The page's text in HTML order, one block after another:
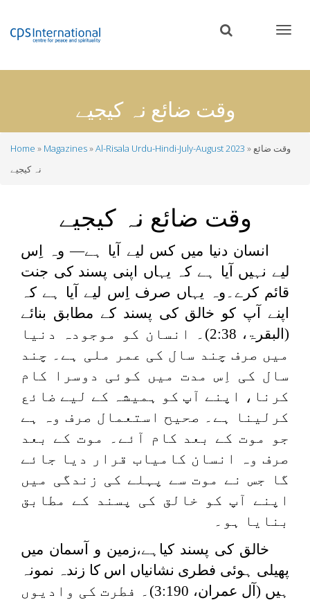
content
وقت ضائع نہ کیجیے
Breadcrumb
Home Magazines Al-Risala Urdu-Hindi-July-August 2023
نہ کیجیے
وقت ضائع نہ کیجیے
انسان دنیا میں کس لیے آیا ہے— وہ اِس
لیے نہیں آیا ہے کہ یہاں اپنی پسند کی جنت
قائم کرے۔وہ یہاں صرف اِس لیے آیا ہے کہ
اپنے آپ کو خالق کی پسند کے مطابق بنائے
(البقرۃ، 2:38)۔ انسان کو موجودہ دنیا
میں صرف چند سال کی عمر ملی ہے۔ چند
سال کی اِس مدت میں کوئی دوسرا کام
کرنا، اپنے آپ کو ہمیشہ کے لیے ضائع
کرلینا ہے۔ صحیح استعمال صرف وہ ہے
جو موت کے بعد کام آئے۔ موت کے بعد
صرف وہ انسان کامیاب قرار دیا جائے
گا جس نے موت سے پہلے کی زندگی میں
اپنے آپ کو خالق کی پسند کے مطابق
بنایا ہو۔
خالق کی پسند کیاہے،زمین و آسمان میں
پھیلی ہوئی فطری نشانیاں اس کا زندہ نمونہ
ہیں (آل عمران، 3:190)۔ فطرت کی وادیوں